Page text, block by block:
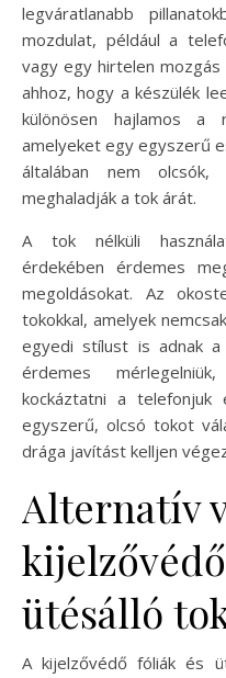
legváratlanabb
mozdulat, például a
vagy egy hirtelen
ahhoz, hogy a készülék
különösen hajlamos a
amelyeket egy egyszerű
általában nem
meghaladják a tok árát.
A tok nélküli
érdekében érdemes
megoldásokat. Az
tokokkal, amelyek
egyedi stílust is adnak a
érdemes
kockáztatni a
egyszerű, olcsó tokot
drága javítást kelljen
Alternatív
ütésálló
A kijelzővédő fóliák és